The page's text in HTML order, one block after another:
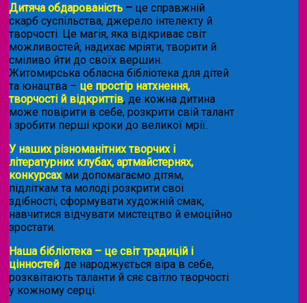
Дитяча обдарованість – це справжній
скарб суспільства, джерело інтелекту й
творчості. Це магія, яка відкриває світ
можливостей, надихає мріяти, творити й
сміливо йти до своїх вершин.
Житомирська обласна бібліотека для дітей
та юнацтва – це простір натхнення,
творчості й відкриттів, де кожна дитина
може повірити в себе, розкрити свій талант
і зробити перші кроки до великої мрії.
У наших різноманітних творчих і
літературних клубах, артмайстернях,
конкурсахми допомагаємо дітям,
підліткам та молоді розкрити свої
здібності, сформувати художній смак,
навчитися відчувати мистецтво й емоційно
зростати.
Наша бібліотека – це світ традицій і
цінностей, де народжується віра в себе,
розквітають таланти й сяє світло творчості
у кожному серці.